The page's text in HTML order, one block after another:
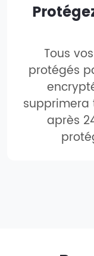
Tous
protégés
supprimera
après